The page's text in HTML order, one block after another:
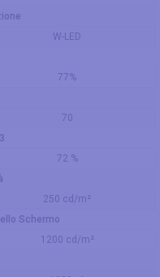
W-LED
77%
70
72 %
250 cd/m²
Schermo
1200 cd/m²